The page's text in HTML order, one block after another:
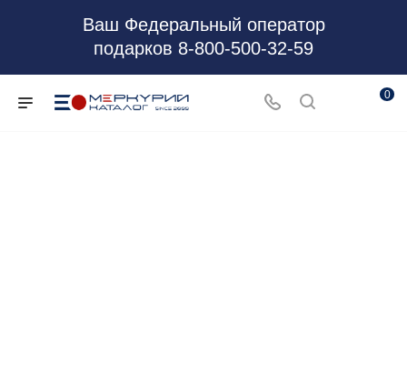
Ваш Федеральный оператор
подарков 8-800-500-32-59
0